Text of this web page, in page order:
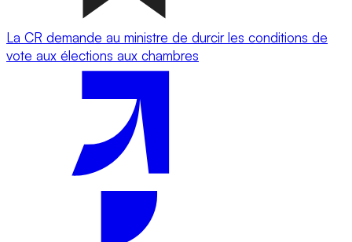
La CR demande au ministre de durcir les conditions de
vote aux élections aux chambres